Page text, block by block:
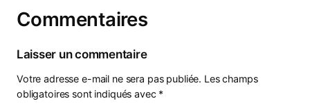
Commentaires
Laisser un commentaire
Votre adresse e-mail ne sera pas publiée. Les champs
obligatoires sont indiqués avec *